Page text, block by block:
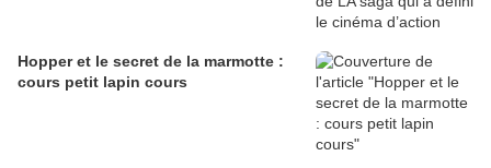
Hopper et le secret de la marmotte :
cours petit lapin cours